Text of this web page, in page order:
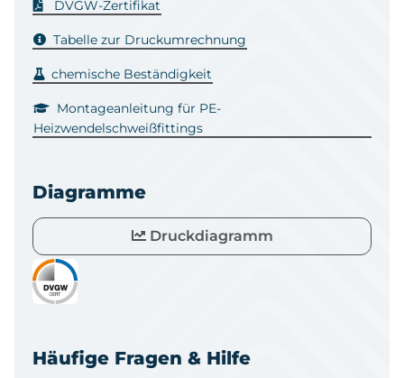
DVGW-Zertifikat
Tabelle zur Druckumrechnung
chemische Beständigkeit
Montageanleitung für PE-
Heizwendelschweißfittings
Diagramme
Druckdiagramm
Häufige Fragen & Hilfe